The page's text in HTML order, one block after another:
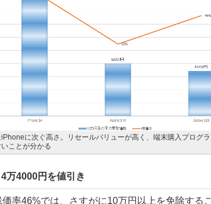
に次ぐ高さ。リセールバリューが高く、端末購入プログ
ことが分かる
万4000円を値引き
率46%では、さすがに10万円以上を免除する